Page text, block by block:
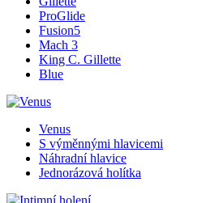
ProGlide
Fusion5
Mach 3
King C. Gillette
Blue
Venus
S výměnnými hlavicemi
Náhradní hlavice
Jednorázová holítka